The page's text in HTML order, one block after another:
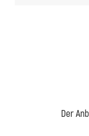
Der